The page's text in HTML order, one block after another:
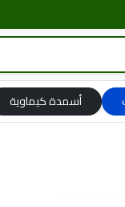
أسمدة كيماوية